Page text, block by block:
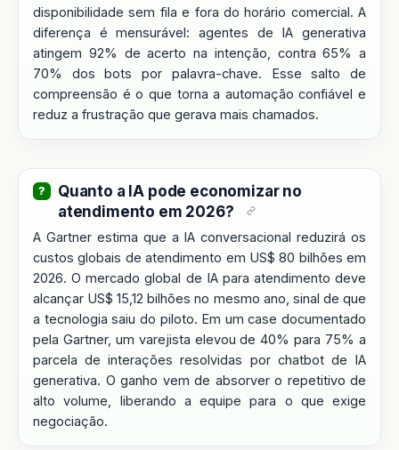
disponibilidade sem fila e fora do horário comercial. A
diferença é mensurável: agentes de IA generativa
atingem 92% de acerto na intenção, contra 65% a
70% dos bots por palavra-chave. Esse salto de
compreensão é o que torna a automação confiável e
reduz a frustração que gerava mais chamados.
Quanto a IA pode economizar no
atendimento em 2026?
A Gartner estima que a IA conversacional reduzirá os
custos globais de atendimento em US$ 80 bilhões em
2026. O mercado global de IA para atendimento deve
alcançar US$ 15,12 bilhões no mesmo ano, sinal de que
a tecnologia saiu do piloto. Em um case documentado
pela Gartner, um varejista elevou de 40% para 75% a
parcela de interações resolvidas por chatbot de IA
generativa. O ganho vem de absorver o repetitivo de
alto volume, liberando a equipe para o que exige
negociação.